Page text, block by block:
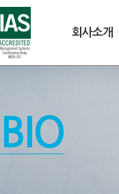
회사소개
BIO